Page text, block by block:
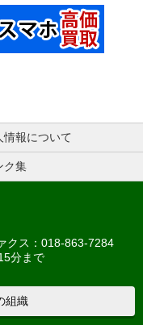
情報について
ク集
クス：018-863-7284
分まで
組織